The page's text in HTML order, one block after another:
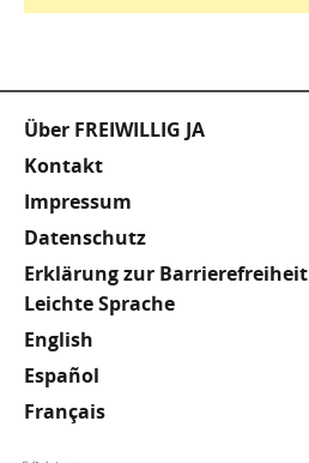
Fußzeile
Über FREIWILLIG JA
Kontakt
Impressum
Datenschutz
Erklärung zur Barrierefreiheit
Meta
Footer
Leichte Sprache
English
Español
Français